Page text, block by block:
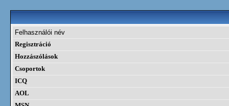
Felhasználói név
Regisztráció
Hozzászólások
Csoportok
ICQ
AOL